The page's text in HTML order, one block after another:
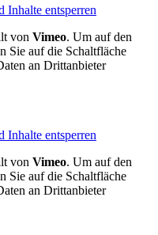
Inhalte entsperren
von Vimeo. Um auf den
Sie auf die Schaltfläche
an Drittanbieter
Inhalte entsperren
von Vimeo. Um auf den
Sie auf die Schaltfläche
an Drittanbieter